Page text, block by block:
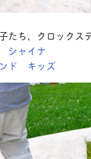
たち、クロックス
シャイナ
ド キッズ